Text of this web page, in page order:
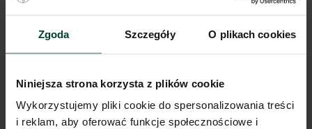
Zgoda Szczegóły O plikach cookies
Niniejsza strona korzysta z plików cookie
Wykorzystujemy pliki cookie do spersonalizowania treści
i reklam, aby oferować funkcje społecznościowe i
Komunikacja
Przystanek tramwajowy
400m (do 10 min)
Lokalizacja biura